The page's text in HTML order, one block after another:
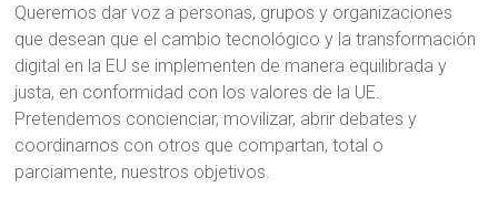
Queremos dar voz a personas, grupos y organizaciones
que desean que el cambio tecnológico y la transformación
digital en la EU se implementen de manera equilibrada y
justa, en conformidad con los valores de la UE.
Pretendemos concienciar, movilizar, abrir debates y
coordinarnos con otros que compartan, total o
parciamente, nuestros objetivos.